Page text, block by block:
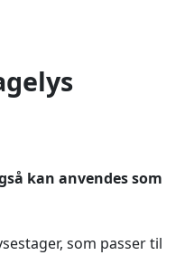
kan anvendes som
som passer til